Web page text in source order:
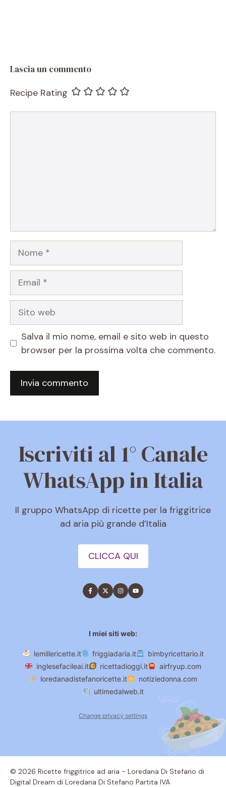
Lascia un commento
Recipe Rating
Sito
Salva il mio nome, email e sito web in questo
browser per la prossima volta che commento.
Iscriviti al 1° Canale
WhatsApp in Italia
Il gruppo WhatsApp di ricette per la friggitrice
ad aria più grande d’Italia
CLICCA QUI
I miei siti web:
lemillericette.it friggiadaria.it
bimbyricettario.it
inglesefacileai.it
ricettadioggi.it
airfryup.com
loredanadistefanoricette.it
notiziedonna.com
ultimedalweb.it
Change privacy settings
© 2026 Ricette friggitrice ad aria - Loredana Di Stefano di
Digital Dream di Loredana Di Stefano Partita IVA